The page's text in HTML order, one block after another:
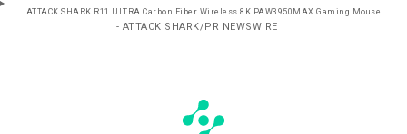
ATTACK SHARK R11 ULTRA Carbon Fiber Wireless 8K PAW3950MAX Gaming Mouse
- ATTACK SHARK/PR NEWSWIRE